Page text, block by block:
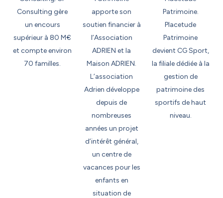
Consulting gère
un encours
supérieur à 80 M€
et compte environ
70 familles.
apporte son
soutien financier à
l’Association
ADRIEN et la
Maison ADRIEN.
L’association
Adrien développe
depuis de
nombreuses
années un projet
d’intérêt général,
un centre de
vacances pour les
enfants en
situation de
Patrimoine.
Placetude
Patrimoine
devient CG Sport,
la filiale dédiée à la
gestion de
patrimoine des
sportifs de haut
niveau.